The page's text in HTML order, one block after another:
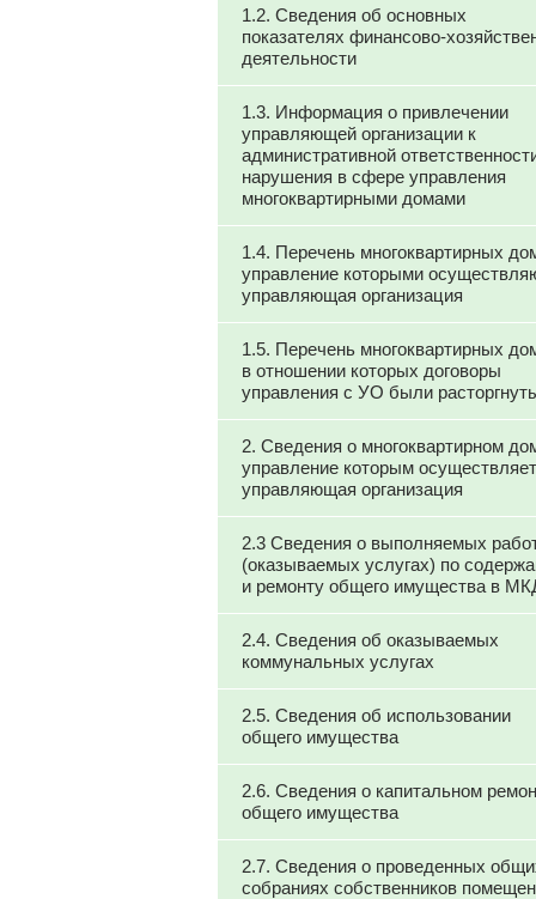
1.2. Сведения об основных
показателях финансово-
деятельности
1.3. Информация о привлечении
управляющей организации к
административной
нарушения в сфере управления
многоквартирными домами
1.4. Перечень многоквартирных
управление которыми
управляющая организация
1.5. Перечень многоквартирных
в отношении которых договоры
управления с УО были
2. Сведения о многоквартирном
управление которым осуществляет
управляющая организация
2.3 Сведения о выполняемых
(оказываемых услугах) по
и ремонту общего имущества в
2.4. Сведения об оказываемых
коммунальных услугах
2.5. Сведения об использовании
общего имущества
2.6. Сведения о капитальном
общего имущества
2.7. Сведения о проведенных
собраниях собственников